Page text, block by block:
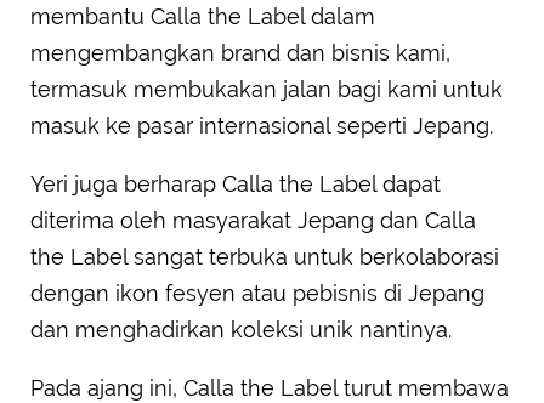
membantu Calla the Label dalam
mengembangkan brand dan bisnis kami,
termasuk membukakan jalan bagi kami untuk
masuk ke pasar internasional seperti Jepang.
Yeri juga berharap Calla the Label dapat
diterima oleh masyarakat Jepang dan Calla
the Label sangat terbuka untuk berkolaborasi
dengan ikon fesyen atau pebisnis di Jepang
dan menghadirkan koleksi unik nantinya.
Pada ajang ini, Calla the Label turut membawa